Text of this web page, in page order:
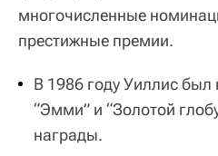
многочисленные
престижные премии.
В 1986 году Уиллис
“Эмми” и “Золотой
награды.